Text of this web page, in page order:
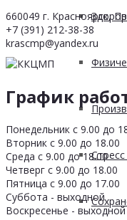
660049 г. Красноярск,
+7 (391) 212-38-38
krascmp@yandex.ru
График
Понедельник с 9.00 до
Вторник с 9.00 до 18.00
Среда с 9.00 до 18.00
Четверг с 9.00 до 18.00
Пятница с 9.00 до 17.00
Суббота - выходной
Воскресенье - выходной